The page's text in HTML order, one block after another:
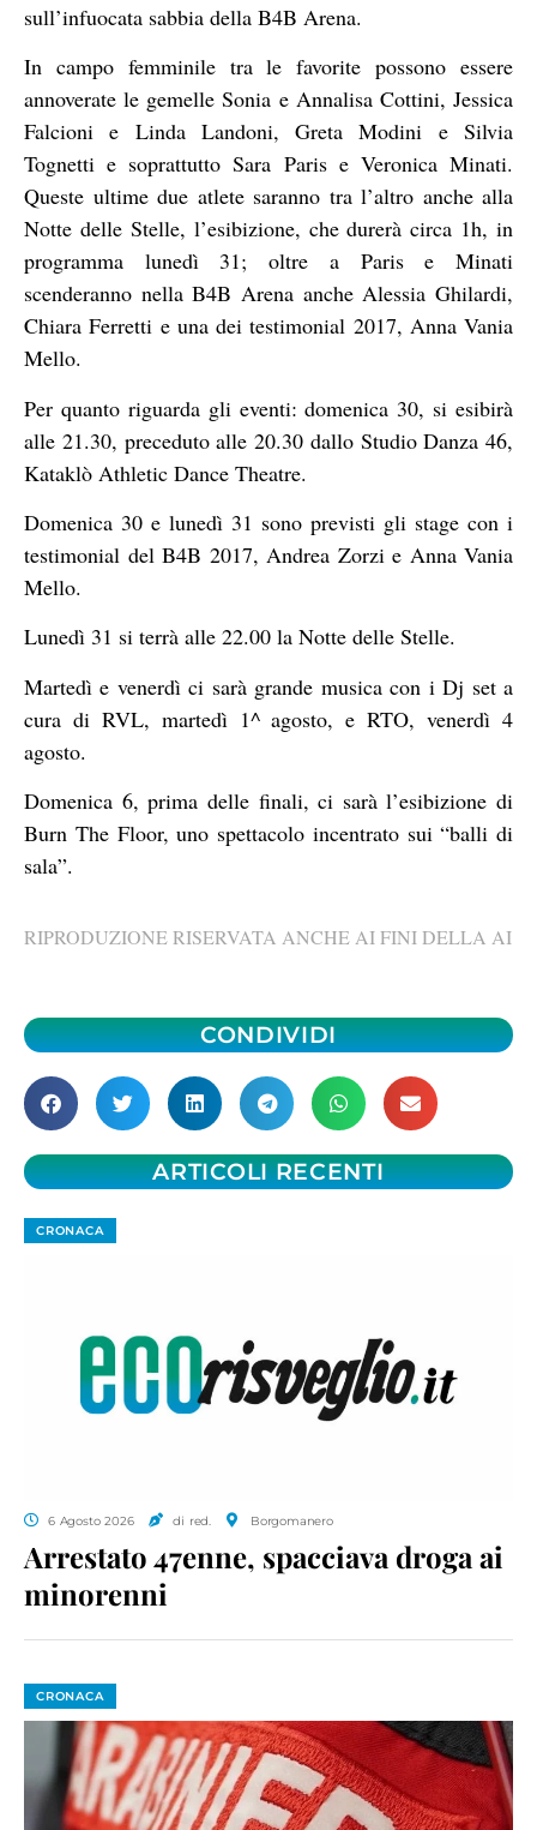
sull’infuocata sabbia della B4B Arena.
In campo femminile tra le favorite possono essere
annoverate le gemelle Sonia e Annalisa Cottini, Jessica
Falcioni e Linda Landoni, Greta Modini e Silvia
Tognetti e soprattutto Sara Paris e Veronica Minati.
Queste ultime due atlete saranno tra l’altro anche alla
Notte delle Stelle, l’esibizione, che durerà circa 1h, in
programma lunedì 31; oltre a Paris e Minati
scenderanno nella B4B Arena anche Alessia Ghilardi,
Chiara Ferretti e una dei testimonial 2017, Anna Vania
Mello.
Per quanto riguarda gli eventi: domenica 30, si esibirà
alle 21.30, preceduto alle 20.30 dallo Studio Danza 46,
Kataklò Athletic Dance Theatre.
Domenica 30 e lunedì 31 sono previsti gli stage con i
testimonial del B4B 2017, Andrea Zorzi e Anna Vania
Mello.
Lunedì 31 si terrà alle 22.00 la Notte delle Stelle.
Martedì e venerdì ci sarà grande musica con i Dj set a
cura di RVL, martedì 1^ agosto, e RTO, venerdì 4
agosto.
Domenica 6, prima delle finali, ci sarà l’esibizione di
Burn The Floor, uno spettacolo incentrato sui “balli di
sala”.
RIPRODUZIONE RISERVATA ANCHE AI FINI DELLA AI
CONDIVIDI
ARTICOLI RECENTI
CRONACA
6 Agosto 2026 di red. Borgomanero
Arrestato 47enne, spacciava droga ai
minorenni
CRONACA